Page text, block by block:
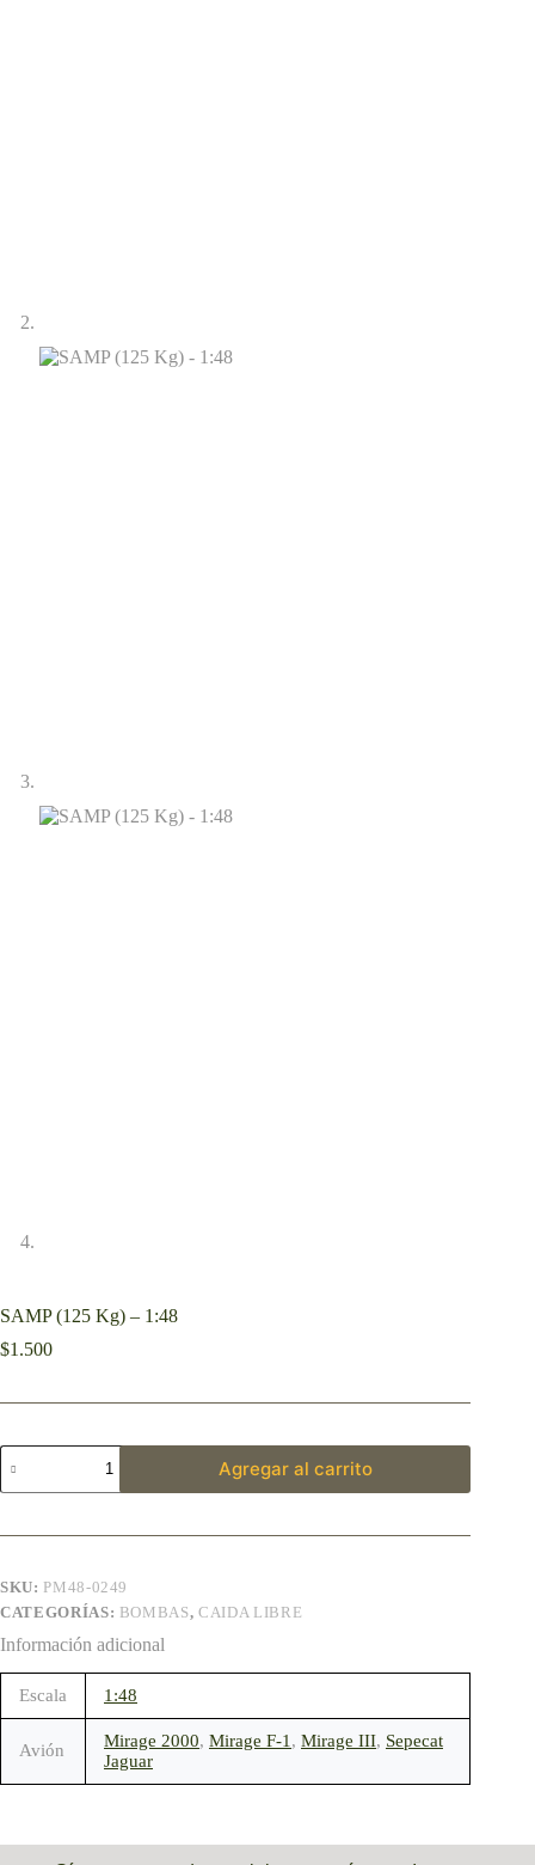
SAMP (125 Kg) – 1:48
$1.500
Agregar al carrito
SKU: PM48-0249
CATEGORÍAS: BOMBAS,CAIDA LIBRE
Información adicional
Escala 1:48
Avión Mirage 2000, Mirage F-1, Mirage III, Sepecat
Jaguar